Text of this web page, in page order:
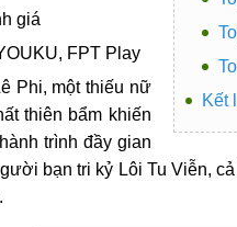
Kết
giá
FPT Play
Phi, một thiếu nữ
thiên bẩm khiến
trình đầy gian
bạn tri kỷ Lôi Tu Viễn,